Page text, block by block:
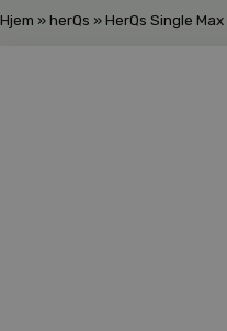
Hjem »herQs »HerQs Single